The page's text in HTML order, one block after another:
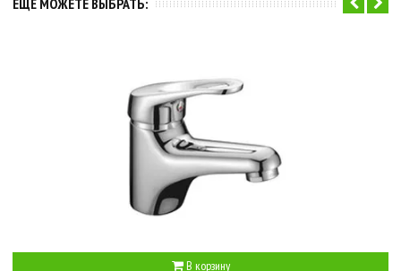
В корзину